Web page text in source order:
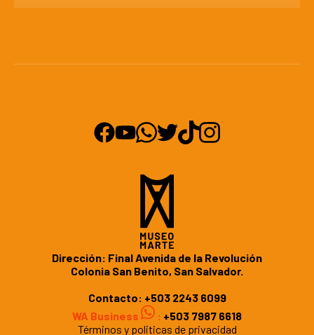
Dirección: Final Avenida de la Revolución
Colonia San Benito, San Salvador.
Contacto: +503 2243 6099
WA Business
: +503 7987 6618
Términos y politicas de privacidad